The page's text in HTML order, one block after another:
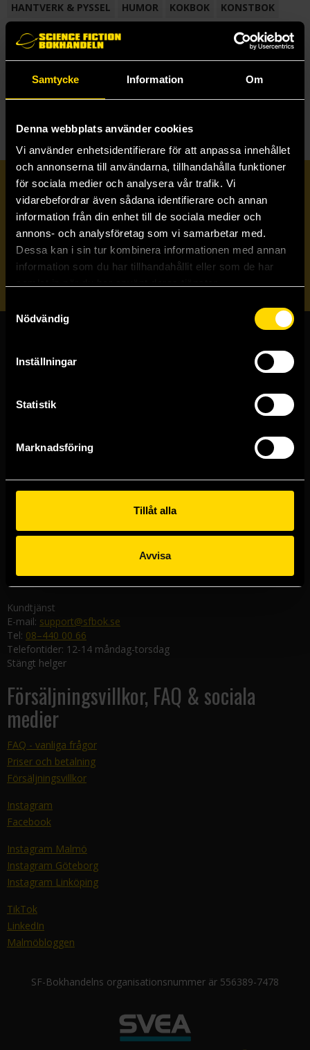
Samtycke Information Om
Denna webbplats använder cookies
Vi använder enhetsidentifierare för att anpassa innehållet
och annonserna till användarna, tillhandahålla funktioner
för sociala medier och analysera vår trafik. Vi
vidarebefordrar även sådana identifierare och annan
information från din enhet till de sociala medier och
annons- och analysföretag som vi samarbetar med.
Dessa kan i sin tur kombinera informationen med annan
information som du har tillhandahållit eller som de har
Nödvändig
Inställningar
Statistik
Marknadsföring
Tillåt alla
Avvisa
HANTVERK & PYSSEL
HUMOR KOKBOK
KONSTBOK
KORTROMAN
LÄROBOK
NOVELL
SAMLINGSVOLYM
TECKNA & MÅLA TECKNAD SERIE
Prenumerera på vårt nyhetsbrev
Veckobrevet
Skicka
Butiker & kundtjänst
Västerlånggatan 48
Göteborgsbutiken
Kungsgatan 19
Malmöbutiken
582 19 Linköping
Kundtjänst
E-mail: support@sfbok.se
Tel: 08–440 00 66
Telefontider: 12-14 måndag-torsdag
Stängt helger
Försäljningsvillkor, FAQ & sociala
medier
FAQ - vanliga frågor
Priser och betalning
Försäljningsvillkor
Instagram
Facebook
Instagram Malmö
Instagram Göteborg
Instagram Linköping
TikTok
LinkedIn
Malmöbloggen
SF-Bokhandelns organisationsnummer är 556389-7478